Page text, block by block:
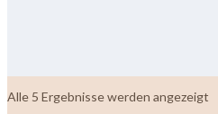
Alle 5 Ergebnisse werden angezeigt